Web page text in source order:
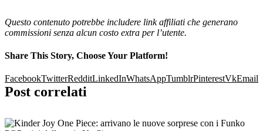
Questo contenuto potrebbe includere link affiliati che generano
commissioni senza alcun costo extra per l’utente.
Share This Story, Choose Your Platform!
FacebookTwitterRedditLinkedInWhatsAppTumblrPinterestVkEmail
Post correlati